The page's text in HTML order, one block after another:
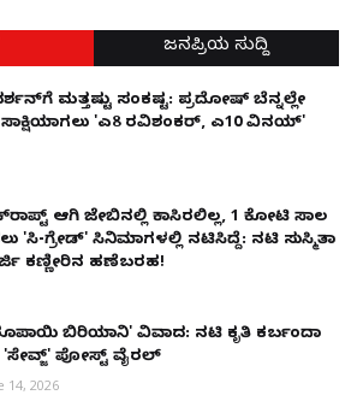
ಜನಪ್ರಿಯ ಸುದ್ದಿ
ಮತ್ತಷ್ಟು ಸಂಕಷ್ಟ: ಪ್ರದೋಷ್ ಬೆನ್ನಲ್ಲೇ
'ಎ8 ರವಿಶಂಕರ್, ಎ10 ವಿನಯ್'
ಆಗಿ ಜೇಬಿನಲ್ಲಿ ಕಾಸಿರಲಿಲ್ಲ, ₹1 ಕೋಟಿ ಸಾಲ
'ಸಿ-ಗ್ರೇಡ್' ಸಿನಿಮಾಗಳಲ್ಲಿ ನಟಿಸಿದ್ದೆ: ನಟಿ ಸುಸ್ಮಿತಾ
ಕಣ್ಣೀರಿನ ಹಣೆಬರಹ!
ಬಿರಿಯಾನಿ' ವಿವಾದ: ನಟಿ ಕೃತಿ ಕರ್ಬಂದಾ
ಪೋಸ್ಟ್ ವೈರಲ್
14, 2026